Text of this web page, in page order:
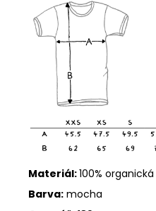
Materiál:100% organická
Barva: mocha